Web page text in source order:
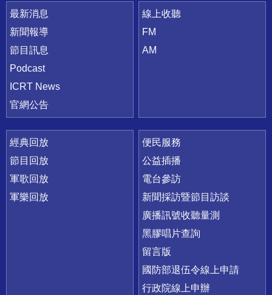
最新消息
新聞報導
節目訊息
Podcast
ICRT News
官網公告
線上收聽
FM
AM
經典回放
節目回放
軍歌回放
軍樂回放
便民服務
公益插播
電台參訪
新聞採訪暨節目訪談
廣播訊號收聽量測
黑膠唱片查詢
留言版
國防部退伍令線上申請
行政院線上申辦